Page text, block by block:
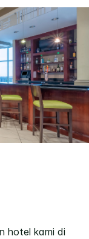
hotel kami di